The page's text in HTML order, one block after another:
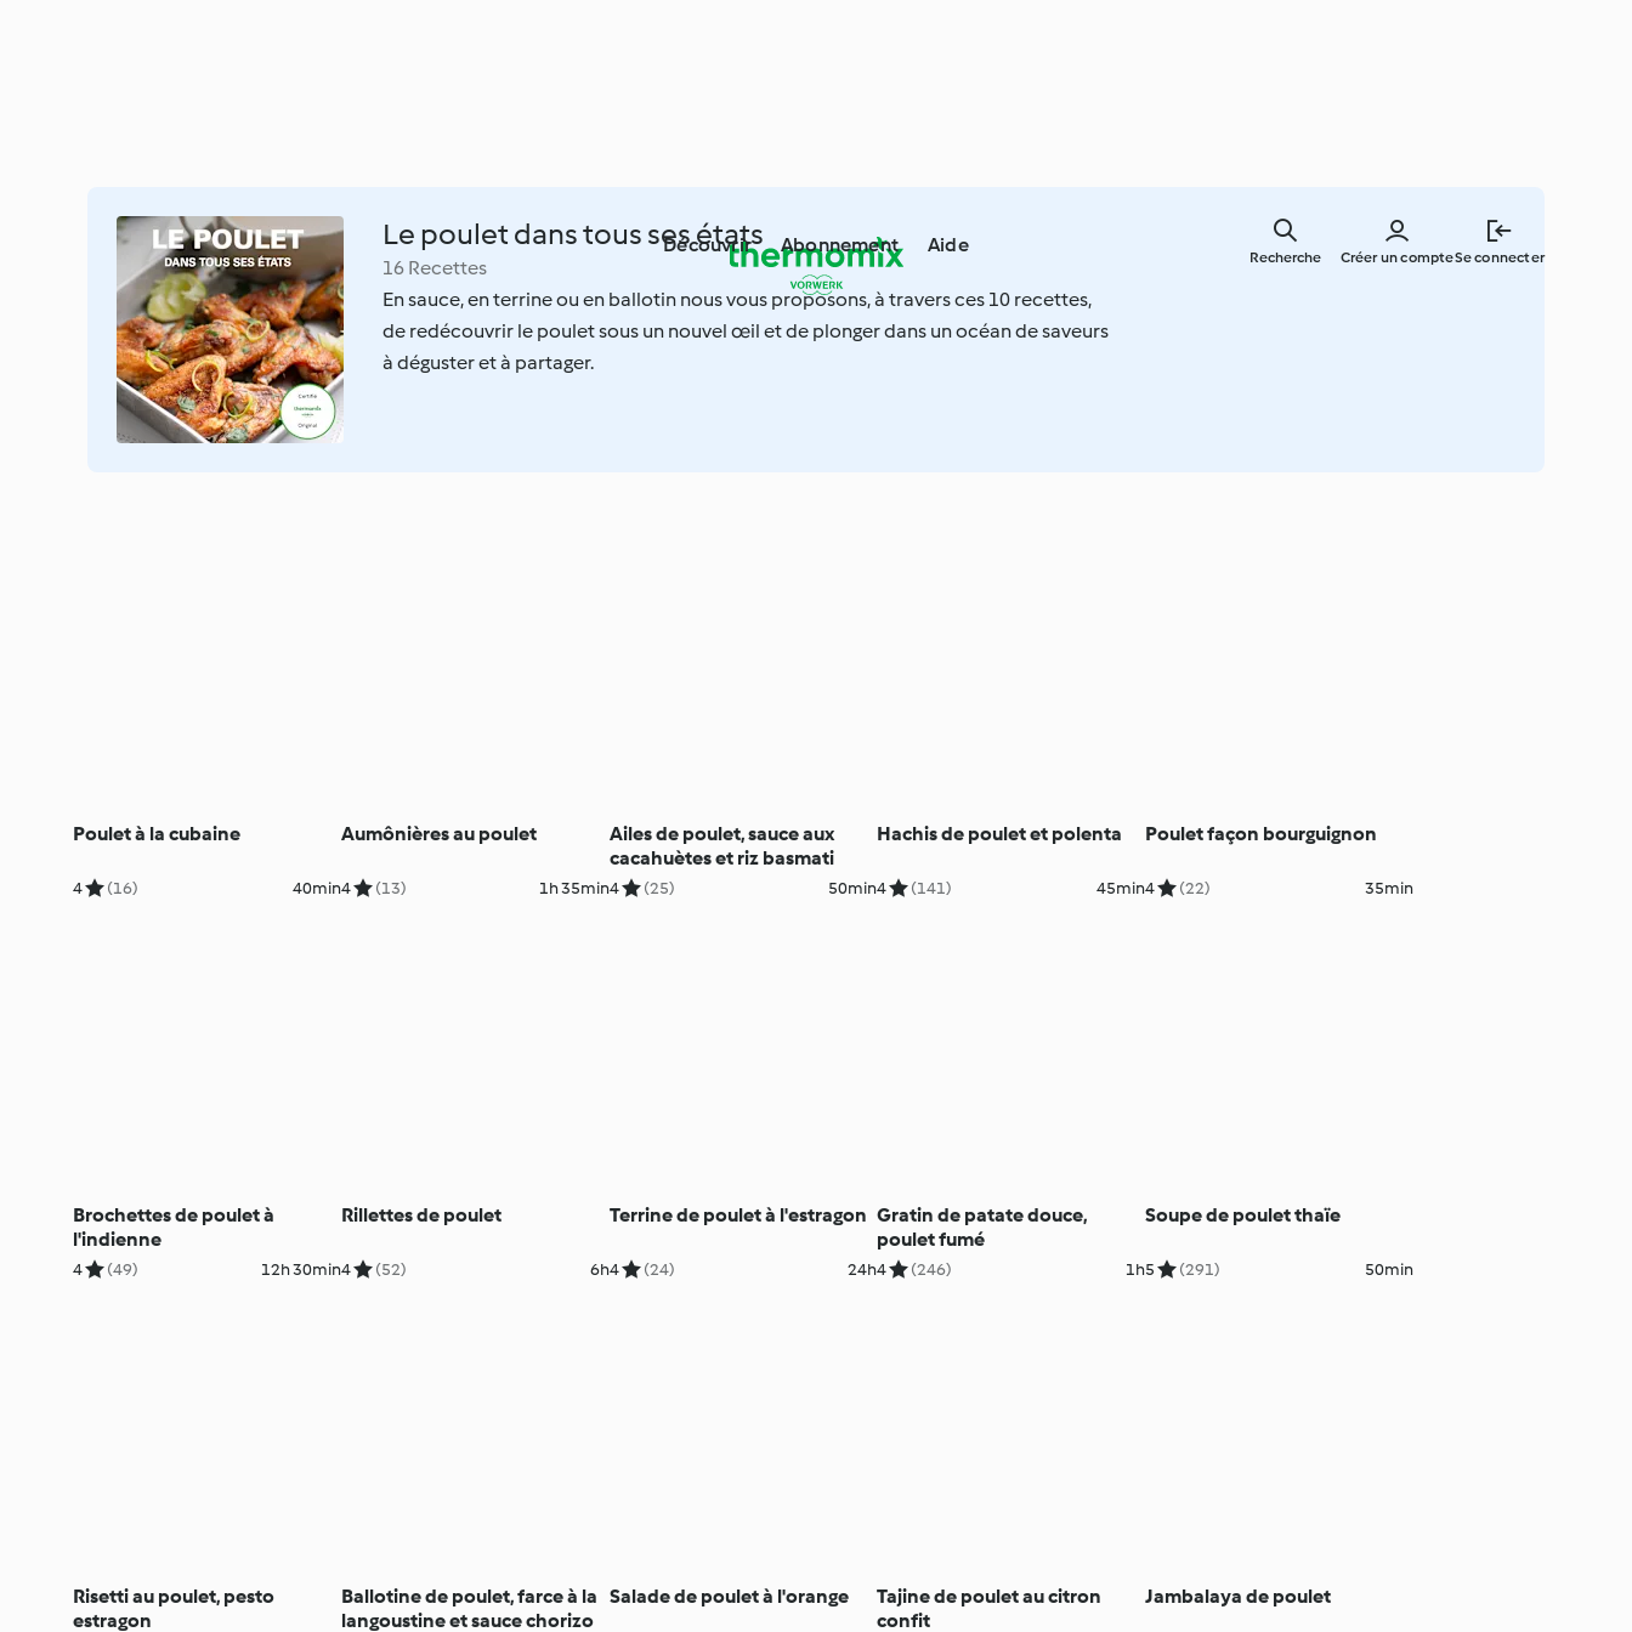
main
Découvrir Abonnement Aide
Créer un compteSe connecter
Recherche
Le poulet dans tous ses états
16 Recettes
En sauce, en terrine ou en ballotin nous vous proposons, à travers ces 10 recettes,
de redécouvrir le poulet sous un nouvel œil et de plonger dans un océan de saveurs
à déguster et à partager.
Poulet à la cubaine
4 (16) 40min
Aumônières au poulet
4 (13) 1h 35min
Ailes de poulet, sauce aux
cacahuètes et riz basmati
4 (25) 50min
Hachis de poulet et polenta
4 (141) 45min
Poulet façon bourguignon
4 (22) 35min
Brochettes de poulet à
l'indienne
4 (49) 12h 30min
Rillettes de poulet
4 (52) 6h
Terrine de poulet à l'estragon
4 (24) 24h
Gratin de patate douce,
poulet fumé
4 (246) 1h
Soupe de poulet thaïe
5 (291) 50min
Risetti au poulet, pesto
estragon
Ballotine de poulet, farce à la
langoustine et sauce chorizo
Salade de poulet à l'orange
Tajine de poulet au citron
confit
Jambalaya de poulet